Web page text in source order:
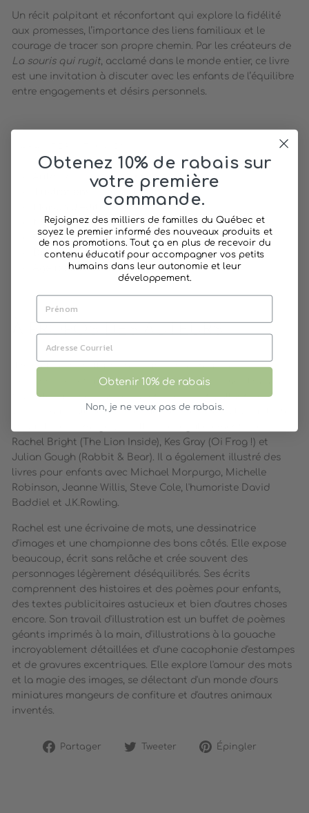
Un récit palpitant et réconfortant qui explore la fidélité
aux promesses, l’importance des liens familiaux et le
courage de tracer son propre chemin. Par les créateurs de
La souris qui rugit , acclamé dans le monde entier, ce livre
est une invitation à discuter avec les enfants de l’équilibre
entre engagements et désirs personnels.
: Rachel Bright
: Jim Field
Maison d’édition : Scholastic
Nombre de pages: 32
Couverture : Souple
Dimensions: 22,8 x 28 cm
Âge recommandé: Dès 3 ans
À PROPOS DES AUTEURS
Jim Field est un illustrateur, un concepteur de
personnages et un directeur d'animation primé. Jim a
travaillé sur une grande variété de projets, allant des
vidéos musicales et des séquences de titres à la publicité
Rachel Bright (The Lion Inside), Kes Gray (Oi Frog !) et
Julian Gough (Rabbit & Bear). Il a également illustré des
livres pour enfants avec Michael Morpurgo, Michelle
Robinson, Jeanne Willis, Steve Cole, l'humoriste David
Baddiel et J.K.Rowling.
Rachel est une écrivaine de mots, une dessinatrice
d'images et une championne des bons côtés. Elle expose
beaucoup, écrit sans relâche et crée souvent des
personnages légèrement déséquilibrés. Ses écrits
comprennent des histoires et des poèmes pour enfants,
des textes publicitaires astucieux et bien d'autres choses
encore. Son travail d'illustration est un buffet de poèmes
géants imprimés à la main, d'illustrations à la gouache
incroyablement détaillées et d'une cacophonie d'estampes
et de gravures excentriques. Elle explore l'amour des mots
et la magie des images, se délectant d'un monde d'ours
miniatures mangeurs de confiture et d'autres animaux
inventés.
Partager
PartagerTweeter
TweeterÉpingler
Obtenez 10% de rabais sur
votre première
commande.
Rejoignez des milliers de familles du Québec et
soyez le premier informé des nouveaux produits et
de nos promotions. Tout ça en plus de recevoir du
contenu éducatif pour accompagner vos petits
humains dans leur autonomie et leur
développement.
Obtenir 10% de rabais
Non, je ne veux pas de rabais.